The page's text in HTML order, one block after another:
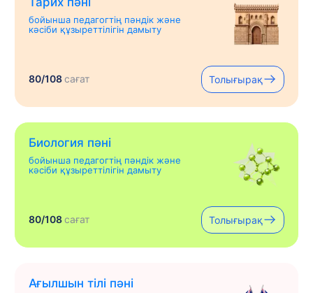
бойынша педагогтің пәндік және
кәсіби құзыреттілігін дамыту
80/108сағат Толығырақ
Биология пәні
бойынша педагогтің пәндік және
кәсіби құзыреттілігін дамыту
80/108сағат Толығырақ
Ағылшын тілі пәні